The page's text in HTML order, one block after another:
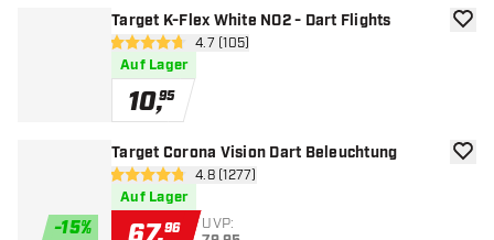
Target K-Flex White NO2 - Dart Flights
Bewertungsbereich öffnen
4.7 Bewertungssterne
4.7 (105)
Auf Lager
10,95
Zur
-15%
Target Corona Vision Dart Beleuchtung
Bewertungsbereich öffnen
4.8 Bewertungssterne
4.8 (1277)
Auf Lager
96 UVP:
Zur